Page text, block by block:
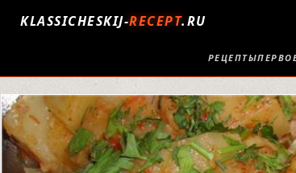
KLASSICHESKIJ-RECEPT.RU
РЕЦЕПТЫ